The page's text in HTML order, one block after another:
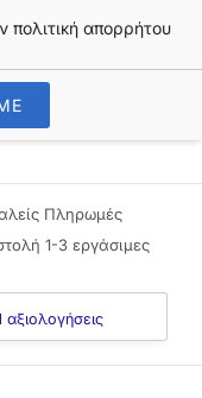
πολιτική απορρήτου
Πληρωμές
1-3 εργάσιμες
αξιολογήσεις